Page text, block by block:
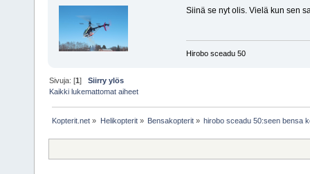
Siinä se nyt olis. Vielä kun sen
Hirobo sceadu 50
Sivuja: [1]Siirry ylös
Kaikki lukemattomat aiheet
Kopterit.net » Helikopterit» Bensakopterit» hirobo sceadu 50:seen bensa